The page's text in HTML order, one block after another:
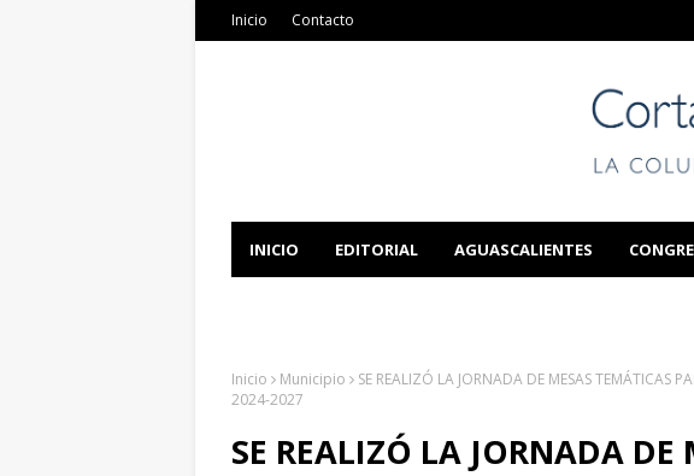
Inicio Contacto
INICIO EDITORIAL AGUASCALIENTES
Inicio Municipio
SE REALIZÓ LA JORNADA DE MESAS TEMÁTICAS
2024-2027
SE REALIZÓ LA JORNADA DE